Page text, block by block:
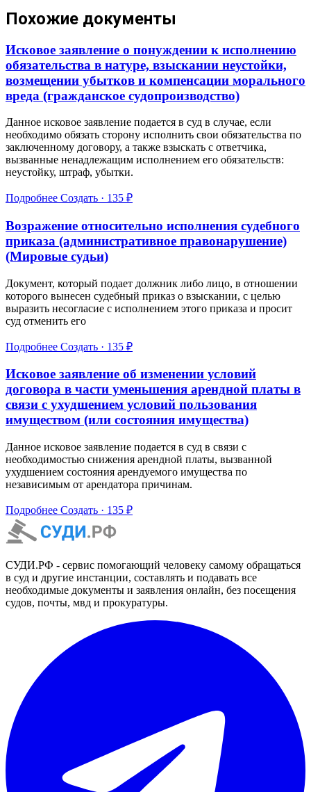
Похожие документы
Исковое заявление о понуждении к исполнению
обязательства в натуре, взыскании неустойки,
возмещении убытков и компенсации морального
вреда (гражданское судопроизводство)
Данное исковое заявление подается в суд в случае, если
необходимо обязать сторону исполнить свои обязательства по
заключенному договору, а также взыскать с ответчика,
вызванные ненадлежащим исполнением его обязательств:
неустойку, штраф, убытки.
Подробнее Создать · 135 ₽
Возражение относительно исполнения судебного
приказа (административное правонарушение)
(Мировые судьи)
Документ, который подает должник либо лицо, в отношении
которого вынесен судебный приказ о взыскании, с целью
выразить несогласие с исполнением этого приказа и просит
суд отменить его
Подробнее Создать · 135 ₽
Исковое заявление об изменении условий
договора в части уменьшения арендной платы в
связи с ухудшением условий пользования
имуществом (или состояния имущества)
Данное исковое заявление подается в суд в связи с
необходимостью снижения арендной платы, вызванной
ухудшением состояния арендуемого имущества по
независимым от арендатора причинам.
Подробнее Создать · 135 ₽
СУДИ.РФ - сервис помогающий человеку самому обращаться
в суд и другие инстанции, составлять и подавать все
необходимые документы и заявления онлайн, без посещения
судов, почты, мвд и прокуратуры.